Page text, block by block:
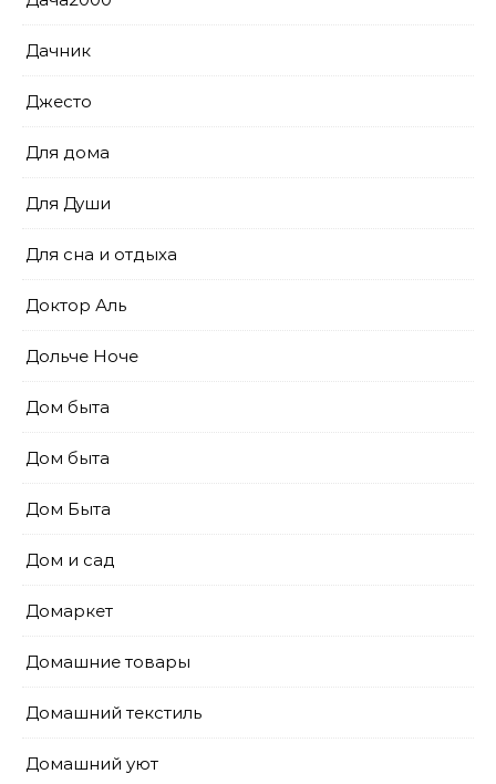
Дачник
Джесто
Для дома
Для Души
Для сна и отдыха
Доктор Аль
Дольче Ноче
Дом быта
Дом быта
Дом Быта
Дом и сад
Домаркет
Домашние товары
Домашний текстиль
Домашний уют